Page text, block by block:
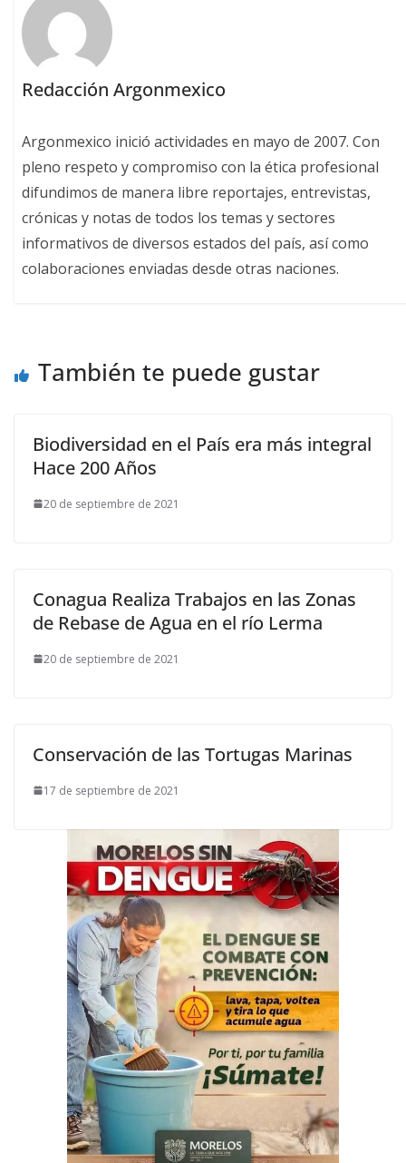
Redacción Argonmexico
Argonmexico inició actividades en mayo de 2007. Con
pleno respeto y compromiso con la ética profesional
difundimos de manera libre reportajes, entrevistas,
crónicas y notas de todos los temas y sectores
informativos de diversos estados del país, así como
colaboraciones enviadas desde otras naciones.
También te puede gustar
Biodiversidad en el País era más integral
Hace 200 Años
20 de septiembre de 2021
Conagua Realiza Trabajos en las Zonas
de Rebase de Agua en el río Lerma
20 de septiembre de 2021
Conservación de las Tortugas Marinas
17 de septiembre de 2021